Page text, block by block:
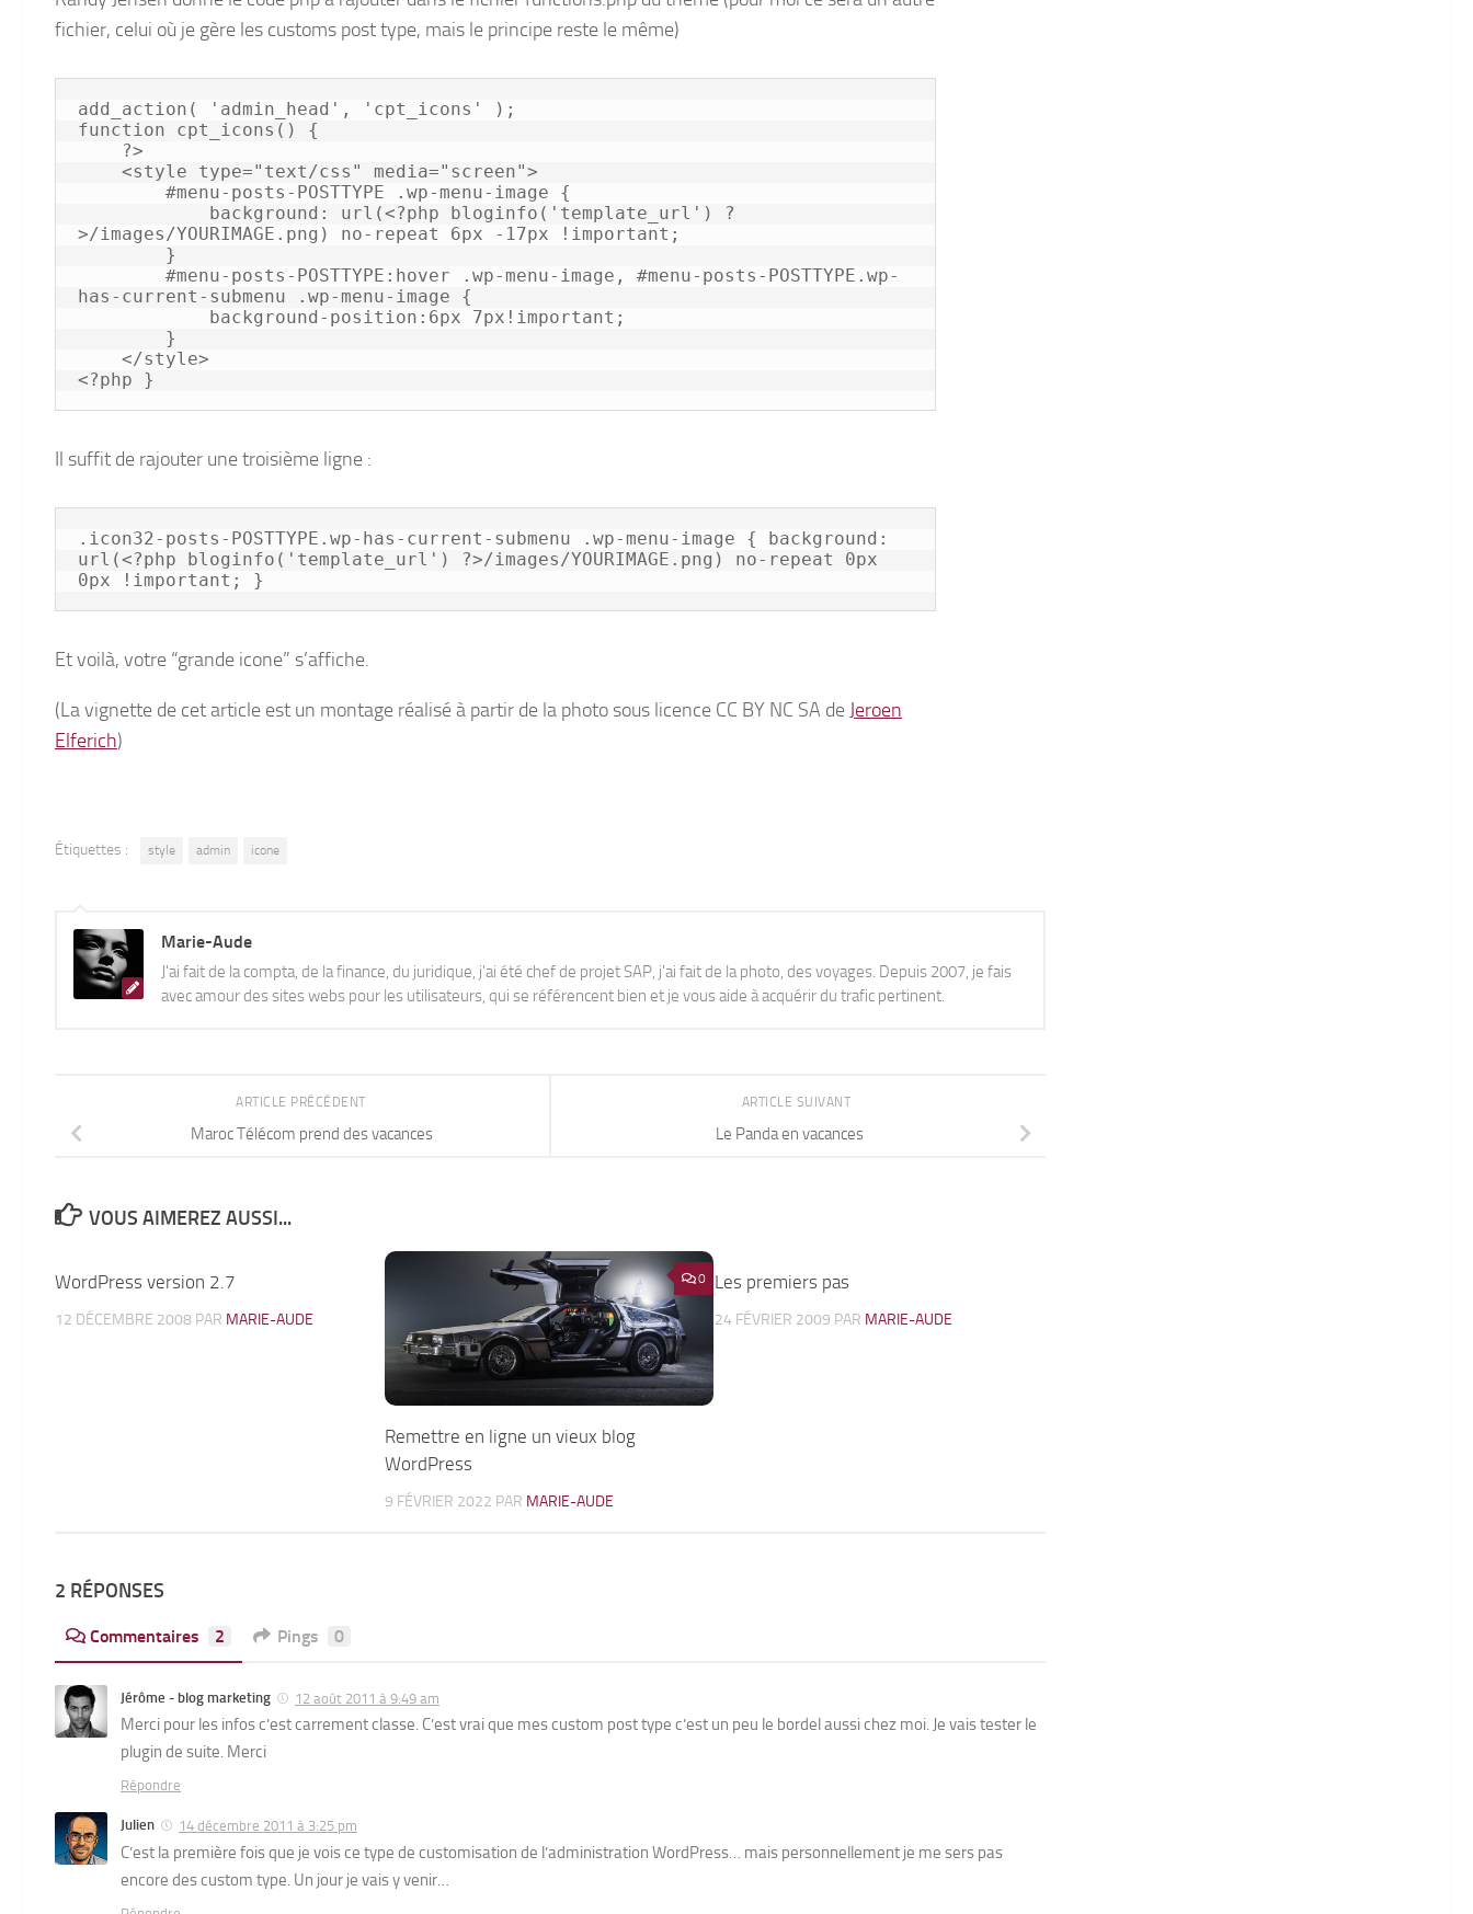
fichier, celui où je gère les customs post type, mais le principe reste le même)
add_action( 'admin_head', 'cpt_icons' );
function cpt_icons() {
>/images/YOURIMAGE.png) no-repeat 6px -17px !important;
has-current-submenu .wp-menu-image {
<?php }
Il suffit de rajouter une troisième ligne :
.icon32-posts-POSTTYPE.wp-has-current-submenu .wp-menu-image { background:
url(<?php bloginfo('template_url') ?>/images/YOURIMAGE.png) no-repeat 0px
0px !important; }
Et voilà, votre “grande icone” s’affiche.
(La vignette de cet article est un montage réalisé à partir de la photo sous licence CC BY NC SA de Jeroen
Elferich)
Étiquettes : style admin icone
Marie-Aude
J'ai fait de la compta, de la finance, du juridique, j'ai été chef de projet SAP, j'ai fait de la photo, des voyages. Depuis 2007, je fais
avec amour des sites webs pour les utilisateurs, qui se référencent bien et je vous aide à acquérir du trafic pertinent.
ARTICLE SUIVANT
Le Panda en vacances
ARTICLE PRÉCÉDENT
Maroc Télécom prend des vacances
VOUS AIMEREZ AUSSI...
WordPress version 2.7
12 DÉCEMBRE 2008 PAR MARIE-AUDE
0
Remettre en ligne un vieux blog
WordPress
9 FÉVRIER 2022 PAR MARIE-AUDE
Les premiers pas
24 FÉVRIER 2009 PAR MARIE-AUDE
2 RÉPONSES
Commentaires 2 Pings 0
Jérôme - blog marketing 12 août 2011 à 9:49 am
Merci pour les infos c’est carrement classe. C’est vrai que mes custom post type c’est un peu le bordel aussi chez moi. Je vais tester le
plugin de suite. Merci
Répondre
Julien 14 décembre 2011 à 3:25 pm
C’est la première fois que je vois ce type de customisation de l’administration WordPress… mais personnellement je me sers pas
encore des custom type. Un jour je vais y venir…